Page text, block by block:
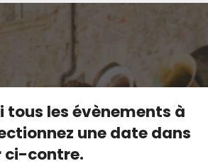
tous les évènements à
une date dans
ci-contre.